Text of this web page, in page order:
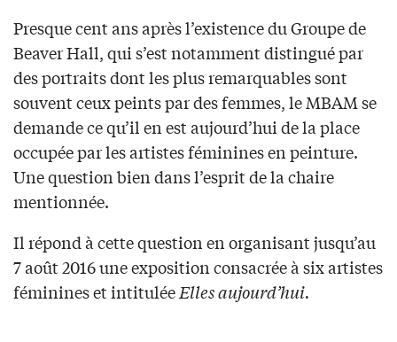
Presque cent ans après l’existence du Groupe de
Beaver Hall, qui s’est notamment distingué par
des portraits dont les plus remarquables sont
souvent ceux peints par des femmes, le MBAM se
demande ce qu’il en est aujourd’hui de la place
occupée par les artistes féminines en peinture.
Une question bien dans l’esprit de la chaire
mentionnée.
Il répond à cette question en organisant jusqu’au
7 août 2016 une exposition consacrée à six artistes
féminines et intituléeElles aujourd’hui.